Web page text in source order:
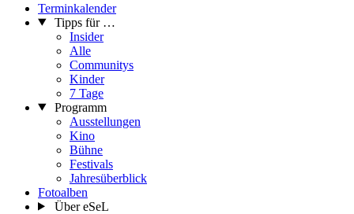
Terminkalender
Tipps für …
Insider
Alle
Communitys
Kinder
7 Tage
Programm
Ausstellungen
Kino
Bühne
Festivals
Jahresüberblick
Fotoalben
Über eSeL